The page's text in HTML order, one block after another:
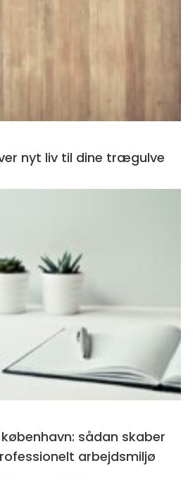
nyt liv til dine trægulve
sådan skaber
arbejdsmiljø